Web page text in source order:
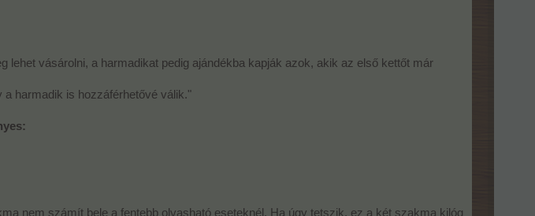
vásárolni, a harmadikat pedig ajándékba kapják azok, akik az első kettőt már
harmadik is hozzáférhetővé válik."
nem számít bele a fentebb olvasható eseteknél. Ha úgy tetszik, ez a két szakma kilóg